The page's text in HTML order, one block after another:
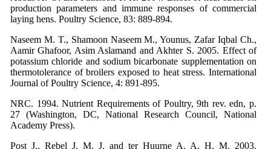
production parameters and immune responses of commercial
laying hens. Poultry Science, 83: 889-894.
Naseem M. T., Shamoon Naseem M., Younus, Zafar Iqbal Ch.,
Aamir Ghafoor, Asim Aslamand and Akhter S. 2005. Effect of
potassium chloride and sodium bicarbonate supplementation on
thermotolerance of broilers exposed to heat stress. International
Journal of Poultry Science, 4: 891-895.
NRC. 1994. Nutrient Requirements of Poultry, 9th rev. edn, p.
27 (Washington, DC, National Research Council, National
Academy Press).
Post J., Rebel J. M. J. and ter Huurne A. A. H. M. 2003.